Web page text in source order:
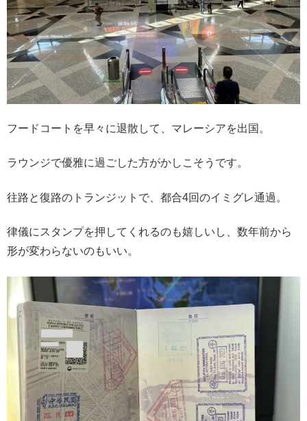
フードコートを早々に退散して、マレーシアを出国。
ラウンジで優雅に過ごした方がかしこそうです。
往路と復路のトランジットで、都合4回のイミグレ通過。
律儀にスタンプを押してくれるのも嬉しいし、数年前から
形が変わらないのもいい。